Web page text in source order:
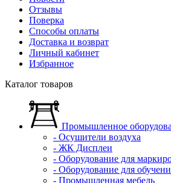
Отзывы
Поверка
Способы оплаты
Доставка и возврат
Личный кабинет
Избранное
Каталог товаров
Промышленное
- Осушители воздуха
- ЖК Дисплеи
- Оборудование для
- Оборудование для
- Промышленная мебель